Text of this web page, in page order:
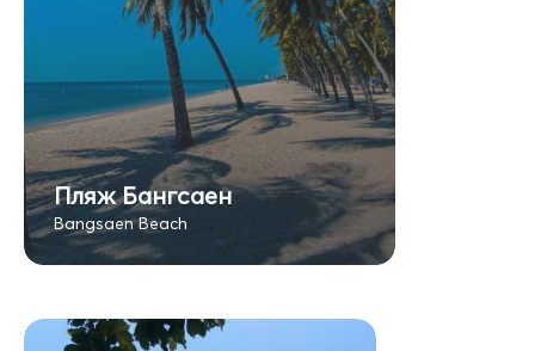
Пляж Бангсаен
Bangsaen Beach